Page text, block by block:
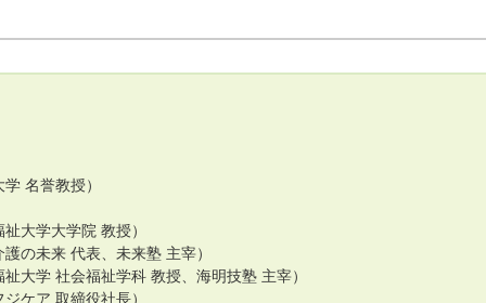
名誉教授）
大学大学院 教授）
の未来 代表、未来塾 主宰）
大学 社会福祉学科 教授、海明技塾 主宰）
ケア 取締役社長）